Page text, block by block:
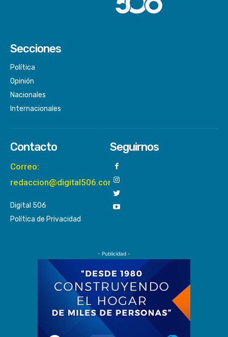
Secciones
Política
Opinión
Nacionales
Internacionales
Contacto
Correo:
redaccion@digital506.com
Digital 506
Política de Privacidad
Seguirnos
- Publicidad -